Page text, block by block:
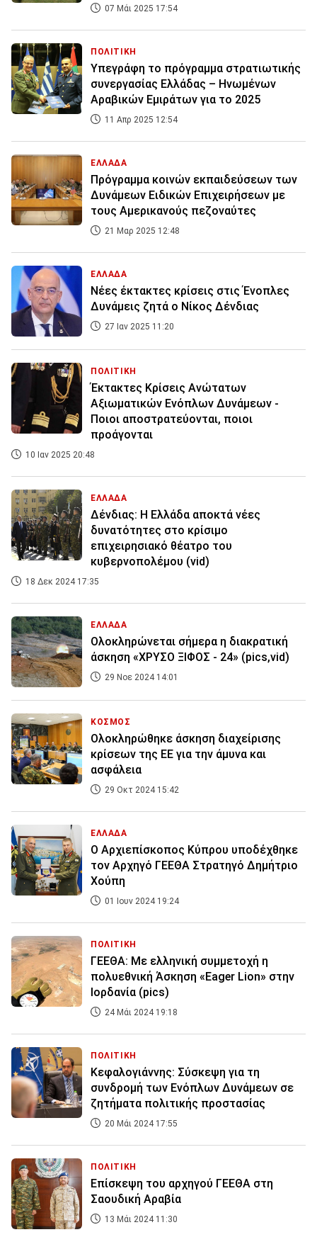
07 Μάι 2025 17:54
ΠΟΛΙΤΙΚΗ
Υπεγράφη το πρόγραμμα στρατιωτικής
συνεργασίας Ελλάδας – Ηνωμένων
Αραβικών Εμιράτων για το 2025
11 Απρ 2025 12:54
ΕΛΛΑΔΑ
Πρόγραμμα κοινών εκπαιδεύσεων των
Δυνάμεων Ειδικών Επιχειρήσεων με
τους Αμερικανούς πεζοναύτες
21 Μαρ 2025 12:48
ΕΛΛΑΔΑ
Νέες έκτακτες κρίσεις στις Ένοπλες
Δυνάμεις ζητά ο Νίκος Δένδιας
27 Ιαν 2025 11:20
ΠΟΛΙΤΙΚΗ
Έκτακτες Κρίσεις Ανώτατων
Αξιωματικών Ενόπλων Δυνάμεων -
Ποιοι αποστρατεύονται, ποιοι
προάγονται
10 Ιαν 2025 20:48
ΕΛΛΑΔΑ
Δένδιας: Η Ελλάδα αποκτά νέες
δυνατότητες στο κρίσιμο
επιχειρησιακό θέατρο του
κυβερνοπολέμου (vid)
18 Δεκ 2024 17:35
ΕΛΛΑΔΑ
Ολοκληρώνεται σήμερα η διακρατική
άσκηση «ΧΡΥΣΟ ΞΙΦΟΣ - 24» (pics,vid)
29 Νοε 2024 14:01
ΚΟΣΜΟΣ
Ολοκληρώθηκε άσκηση διαχείρισης
κρίσεων της ΕΕ για την άμυνα και
ασφάλεια
29 Οκτ 2024 15:42
ΕΛΛΑΔΑ
Ο Αρχιεπίσκοπος Κύπρου υποδέχθηκε
τον Αρχηγό ΓΕΕΘΑ Στρατηγό Δημήτριο
Χούπη
01 Ιουν 2024 19:24
ΠΟΛΙΤΙΚΗ
ΓΕΕΘΑ: Με ελληνική συμμετοχή η
πολυεθνική Άσκηση «Eager Lion» στην
Ιορδανία (pics)
24 Μάι 2024 19:18
ΠΟΛΙΤΙΚΗ
Κεφαλογιάννης: Σύσκεψη για τη
συνδρομή των Ενόπλων Δυνάμεων σε
ζητήματα πολιτικής προστασίας
20 Μάι 2024 17:55
ΠΟΛΙΤΙΚΗ
Επίσκεψη του αρχηγού ΓΕΕΘΑ στη
Σαουδική Αραβία
13 Μάι 2024 11:30